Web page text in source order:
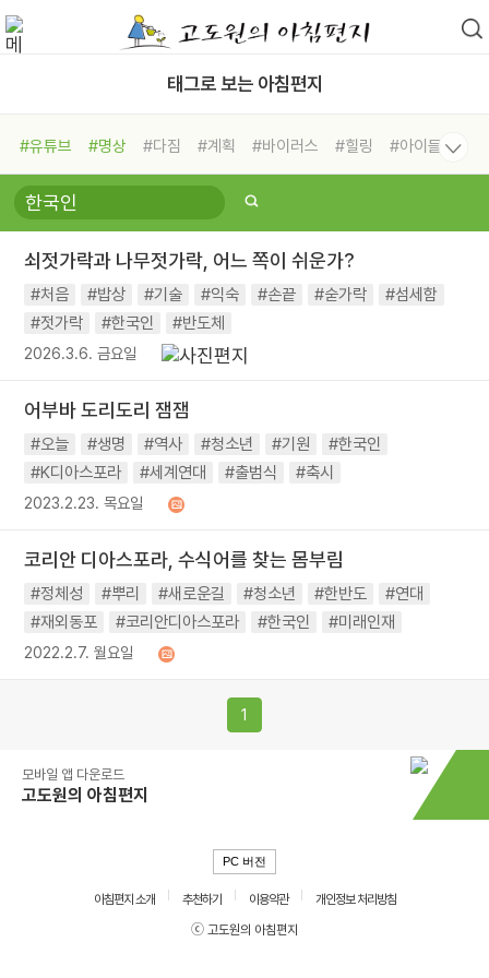
태그로 보는 아침편지
#유튜브 #명상 #다짐 #계획 #바이러스 #힐링
#아이들
#비전캠프
#독서캠프 #삶
#희망
#나눔 #친구 #링컨학교
#독서
#건강 #면역력
쇠젓가락과 나무젓가락, 어느 쪽이 쉬운가?
#처음 #밥상 #기술 #익숙 #손끝 #숟가락
#섬세함
#젓가락
#한국인 #반도체
2026.3.6. 금요일
어부바 도리도리 잼잼
#오늘 #생명 #역사 #청소년 #기원
#한국인
#K디아스포라
#세계연대 #출범식 #축시
2023.2.23. 목요일
코리안 디아스포라, 수식어를 찾는 몸부림
#정체성 #뿌리 #새로운길 #청소년 #한반도
#연대
#재외동포
#코리안디아스포라 #한국인 #미래인재
2022.2.7. 월요일
1
모바일 앱 다운로드
고도원의 아침편지
PC 버전
아침편지 소개 추천하기 이용약관
개인정보 처리방침
ⓒ 고도원의 아침편지